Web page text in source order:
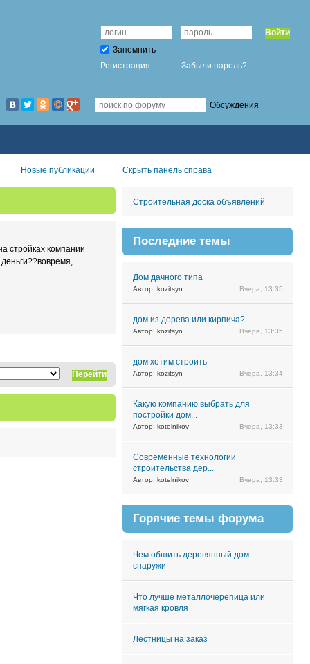
Войти
Запомнить
Регистрация
Забыли пароль?
Обсуждения
Новые публикации Скрыть панель справа
стройках компании
Перейти
Строительная доска объявлений
Последние темы
Дом дачного типа
Автор: kozitsyn Вчера, 13:35
дом из дерева или кирпича?
Автор: kozitsyn Вчера, 13:35
дом хотим строить
Автор: kozitsyn Вчера, 13:34
Какую компанию выбрать для
постройки дом...
Автор: kotelnikov Вчера, 13:33
Современные технологии
строительства дер...
Автор: kotelnikov Вчера, 13:33
Горячие темы форума
Чем обшить деревянный дом
снаружи
Что лучше металлочерепица или
мягкая кровля
Лестницы на заказ